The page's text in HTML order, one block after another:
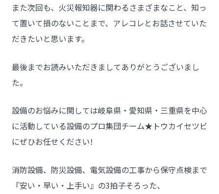
また次回も、火災報知器に関わるさまざまなこと、知っ
て置いて損のないことまで、アレコレとお話させていた
だきたいと思います。
最後までお読みいただきましてありがとうございまし
た。
設備のお悩みに関しては岐阜県・愛知県・三重県を中心
に活動している設備のプロ集団チーム★トウカイセツビ
にぜひお任せください!
消防設備、防災設備、電気設備の工事から保守点検まで
『安い・早い・上手い』の3拍子そろった、